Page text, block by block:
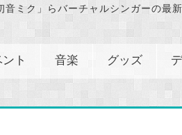
音ミク」らバーチャルシンガーの最
ト 音楽 グッズ